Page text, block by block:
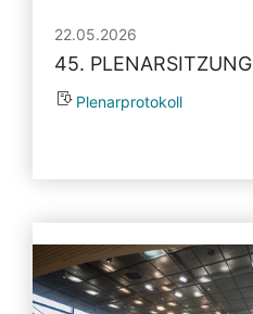
22.05.2026
45. PLENARSITZUNG
Plenarprotokoll